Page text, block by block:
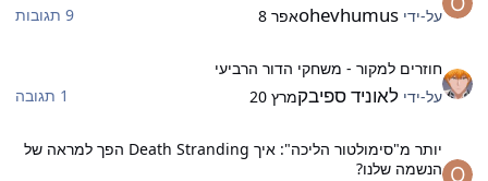
על-ידי ohevhumusאפר 8
9 תגובות
חוזרים למקור - משחקי הדור הרביעי
על-ידי לאוניד ספיבקמרץ 20
1 תגובה
יותר מ"סימולטור הליכה": איך Death Stranding הפך למראה של
הנשמה שלנו?